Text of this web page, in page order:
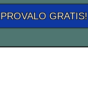
PROVALO GRATIS!